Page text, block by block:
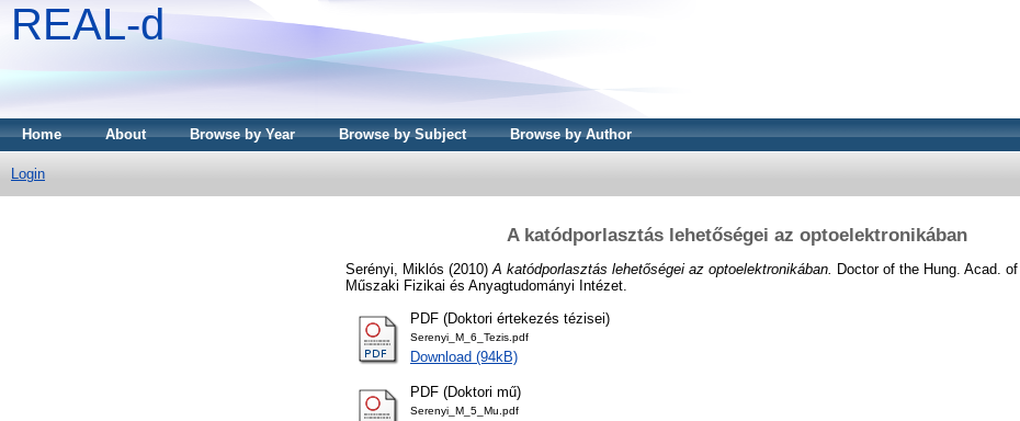
REAL-d
Home About Browse by Year Browse by Subject Browse by Author
Login
A katódporlasztás lehetőségei az optoelektronikában
Serényi, Miklós (2010) A katódporlasztás lehetőségei az optoelektronikában. Doctor of the Hung. Acad.
Műszaki Fizikai és Anyagtudományi Intézet.
PDF (Doktori értekezés tézisei)
Serenyi_M_6_Tezis.pdf
Download (94kB)
PDF (Doktori mű)
Serenyi_M_5_Mu.pdf